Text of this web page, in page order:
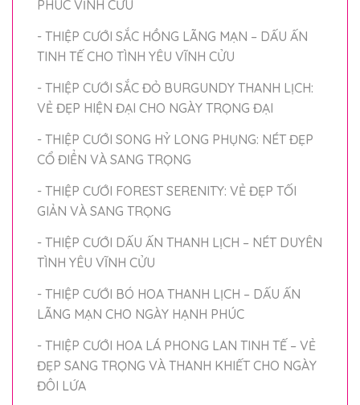
PHÚC VĨNH CỬU
- THIỆP CƯỚI SẮC HỒNG LÃNG MẠN – DẤU ẤN
TINH TẾ CHO TÌNH YÊU VĨNH CỬU
- THIỆP CƯỚI SẮC ĐỎ BURGUNDY THANH LỊCH:
VẺ ĐẸP HIỆN ĐẠI CHO NGÀY TRỌNG ĐẠI
- THIỆP CƯỚI SONG HỶ LONG PHỤNG: NÉT ĐẸP
CỔ ĐIỂN VÀ SANG TRỌNG
- THIỆP CƯỚI FOREST SERENITY: VẺ ĐẸP TỐI
GIẢN VÀ SANG TRỌNG
- THIỆP CƯỚI DẤU ẤN THANH LỊCH – NÉT DUYÊN
TÌNH YÊU VĨNH CỬU
- THIỆP CƯỚI BÓ HOA THANH LỊCH – DẤU ẤN
LÃNG MẠN CHO NGÀY HẠNH PHÚC
- THIỆP CƯỚI HOA LÁ PHONG LAN TINH TẾ – VẺ
ĐẸP SANG TRỌNG VÀ THANH KHIẾT CHO NGÀY
ĐÔI LỨA